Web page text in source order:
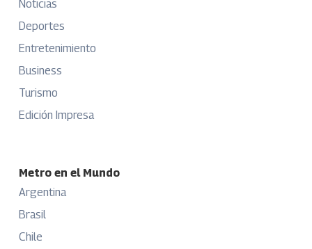
Noticias
Deportes
Entretenimiento
Business
Turismo
Edición Impresa
Metro en el Mundo
Argentina
Brasil
Chile